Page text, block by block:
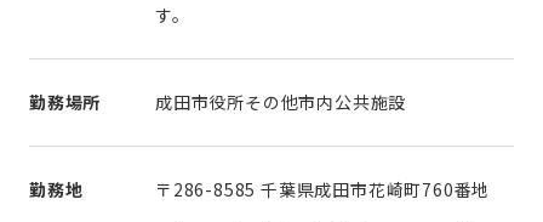
勤務場所 成田市役所その他市内公共施設
勤務地
〒286-8585 千葉県成田市花崎町760番地